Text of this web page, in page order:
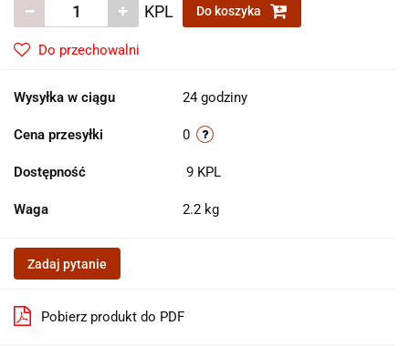
KPL Do koszyka
Do przechowalni
Wysyłka w ciągu 24 godziny
Cena przesyłki 0
Dostępność 9 KPL
Waga 2.2 kg
Zadaj pytanie
Pobierz produkt do PDF